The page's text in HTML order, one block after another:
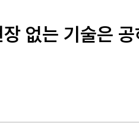
없는 기술은